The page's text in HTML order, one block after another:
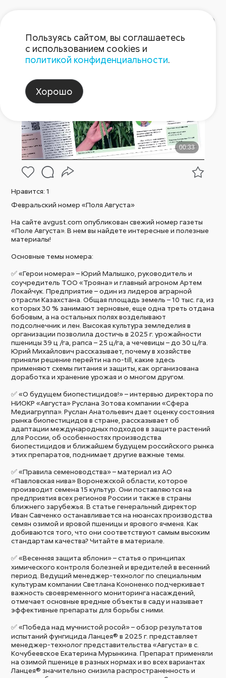
Пост 6.02.2026
Нравится:1
Февральский номер «Поля Августа»
На сайте avgust.com опубликован свежий номер газеты
«Поле Августа». В нем вы найдете интересные и полезные
материалы!
Основные темы номера:
✅ «Герои номера» – Юрий Малышко, руководитель и
соучредитель ТОО «Трояна» и главный агроном Артем
Локайчук. Предприятие – один из лидеров аграрной
отрасли Казахстана. Общая площадь земель – 10 тыс. га, из
которых 30 % занимают зерновые, еще одна треть отдана
бобовым, а на остальных полях возделывают
подсолнечник и лен. Высокая культура земледелия в
организации позволила достичь в 2025 г. урожайности
пшеницы 39 ц /га, рапса – 25 ц/га, а чечевицы – до 30 ц/га.
Юрий Михайлович рассказывает, почему в хозяйстве
приняли решение перейти на no-till, какие здесь
применяют схемы питания и защиты, как организована
доработка и хранение урожая и о многом другом.
✅ «О будущем биопестицидов!» – интервью директора по
НИОКР «Августа» Руслана Зотова компании «Сфера
Медиагруппа». Руслан Анатольевич дает оценку состояния
рынка биопестицидов в стране, рассказывает об
адаптации международных подходов в защите растений
для России, об особенностях производства
биопестицидов и ближайшем будущем российского рынка
этих препаратов, поднимает другие важные темы.
✅ «Правила семеноводства» – материал из АО
«Павловская нива» Воронежской области, которое
производит семена 15 культур. Они поставляются на
предприятия всех регионов России и также в страны
ближнего зарубежья. В статье генеральный директор
Иван Савченко останавливается на нюансах производства
семян озимой и яровой пшеницы и ярового ячменя. Как
добиваются того, что они соответствуют самым высоким
стандартам качества? Читайте в материале.
✅ «Весенняя защита яблони» – статья о принципах
химического контроля болезней и вредителей в весенний
период. Ведущий менеджер-технолог по специальным
культурам компании Светлана Кононенко подчеркивает
важность своевременного мониторинга насаждений,
отмечает основные вредные объекты в саду и называет
эффективные препараты для борьбы с ними.
✅ «Победа над мучнистой росой» – обзор результатов
испытаний фунгицида Ланцея® в 2025 г. представляет
менеджер-технолог представительства «Августа» в с.
Кочубеевское Екатерина Мурынкина. Препарат применяли
на озимой пшенице в разных нормах и во всех вариантах
Ланцея® значительно снизила распространенность и
Пользуясь сайтом, вы соглашаетесь
с использованием cookies и
политикой конфиденциальности.
Хорошо